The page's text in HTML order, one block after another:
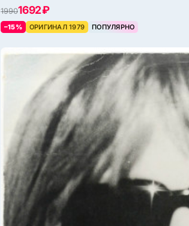
19901692 ₽
–15% ОРИГИНАЛ 1979 ПОПУЛЯРНО